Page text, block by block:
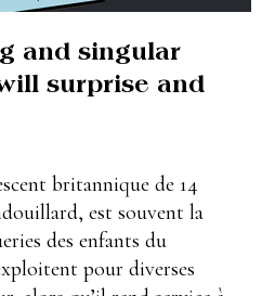
and singular
surprise and
britannique de 14
est souvent la
des enfants du
pour diverses